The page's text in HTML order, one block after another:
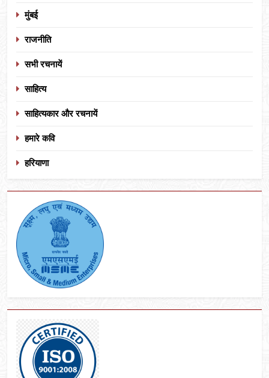
मुंबई
राजनीति
सभी रचनायें
साहित्य
साहित्यकार और रचनायें
हमारे कवि
हरियाणा